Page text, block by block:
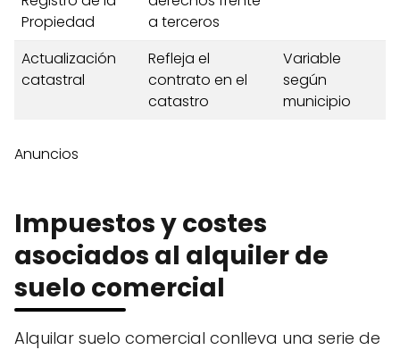
Propiedad
a terceros
Actualización
catastral
Refleja el
contrato en el
catastro
Variable
según
municipio
Anuncios
Impuestos y costes
asociados al alquiler de
suelo comercial
Alquilar suelo comercial conlleva una serie de